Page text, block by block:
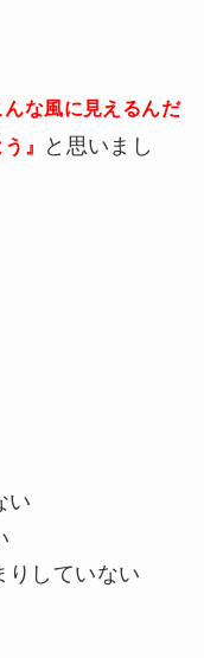
んな風に見えるんだ
』
と思いまし
い
りしていない